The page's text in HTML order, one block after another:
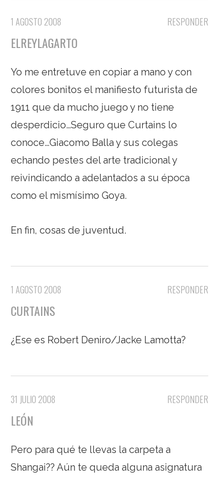
RESPONDER
1 AGOSTO 2008
ELREYLAGARTO
Yo me entretuve en copiar a mano y con
colores bonitos el manifiesto futurista de
1911 que da mucho juego y no tiene
desperdicio…Seguro que Curtains lo
conoce…Giacomo Balla y sus colegas
echando pestes del arte tradicional y
reivindicando a adelantados a su época
como el mismísimo Goya.
En fin, cosas de juventud.
RESPONDER
1 AGOSTO 2008
CURTAINS
¿Ese es Robert Deniro/Jacke Lamotta?
RESPONDER
31 JULIO 2008
LEÓN
Pero para qué te llevas la carpeta a
Shangai?? Aún te queda alguna asignatura